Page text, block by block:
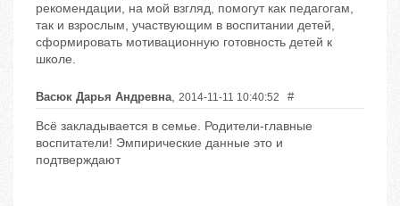
рекомендации, на мой взгляд, помогут как педагогам,
так и взрослым, участвующим в воспитании детей,
сформировать мотивационную готовность детей к
школе.
Васюк Дарья Андревна, 2014-11-11 10:40:52 #
Всё закладывается в семье. Родители-главные
воспитатели! Эмпирические данные это и
подтверждают